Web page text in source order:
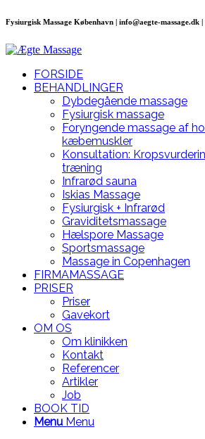
Fysiurgisk Massage København | info@aegte-massage.dk |
FORSIDE
BEHANDLINGER
Dybdegående massage
Fysiurgisk massage
Foryngende massage af
kæbemuskler
Konsultation:
træning
Infrarød sauna
Iskias Massage
Fysiurgisk + Infrarød
Graviditetsmassage
Hælspore Massage
Sportsmassage
Massage in Copenhagen
FIRMAMASSAGE
PRISER
Priser
Gavekort
OM OS
Om klinikken
Kontakt
Referencer
Artikler
Job
BOOK TID
Menu Menu